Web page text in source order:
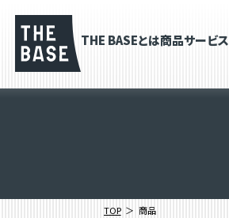
THE BASEとは商品サービス
TOP 商品